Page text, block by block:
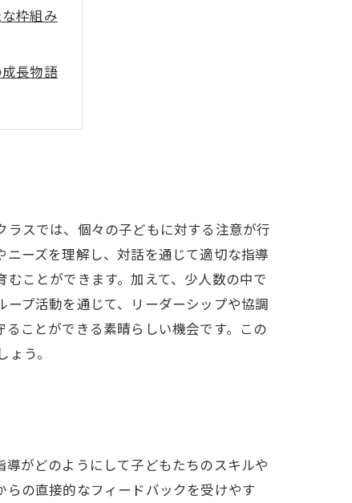
枠組み
長物語
スでは、個々の子どもに対する注意が行
ーズを理解し、対話を通じて適切な指導
ことができます。加えて、少人数の中で
プ活動を通じて、リーダーシップや協調
ことができる素晴らしい機会です。この
う。
がどのようにして子どもたちのスキルや
の直接的なフィードバックを受けやす